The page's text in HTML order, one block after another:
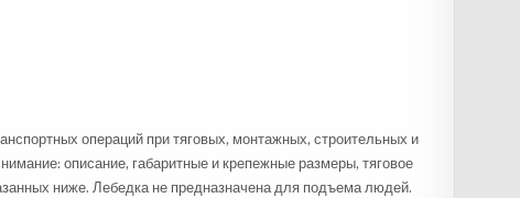
операций при тяговых, монтажных, строительных и
описание, габаритные и крепежные размеры, тяговое
ниже. Лебедка не предназначена для подъема людей.